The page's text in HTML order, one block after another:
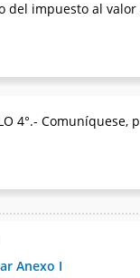
del impuesto al valor
4°.-
Anexo I